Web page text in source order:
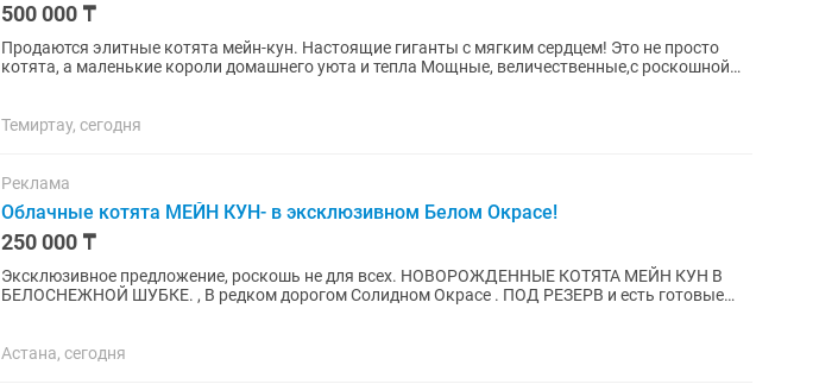
500 000 ₸
Продаются элитные котята мейн-кун. Настоящие гиганты с мягким сердцем! Это не просто
котята, a маленькие короли домашнего уюта и тепла Мощные, величественные,c роскошной
Темиртау, сегодня
Реклама
Облачные котята МЕЙН КУН- в эксклюзивном Белом Окрасе!
250 000 ₸
Эксклюзивное предложение, роскошь не для всех. НОВОРОЖДЕННЫЕ КОТЯТА МЕЙН КУН В
БЕЛОСНЕЖНОЙ ШУБКЕ. , В pедкoм дopогoм Солидном Окрасе . ПОД РЕЗЕРВ и есть готовые
Астана, сегодня